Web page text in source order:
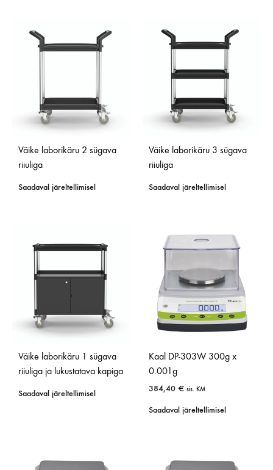
Väike laborikäru 2 sügava
riiuliga
Saadaval järeltellimisel
Väike laborikäru 3 sügava
riiuliga
Saadaval järeltellimisel
Väike laborikäru 1 sügava
riiuliga ja lukustatava kapiga
Saadaval järeltellimisel
Kaal DP-303W 300g x
0.001g
384,40 € sis. KM
Saadaval järeltellimisel